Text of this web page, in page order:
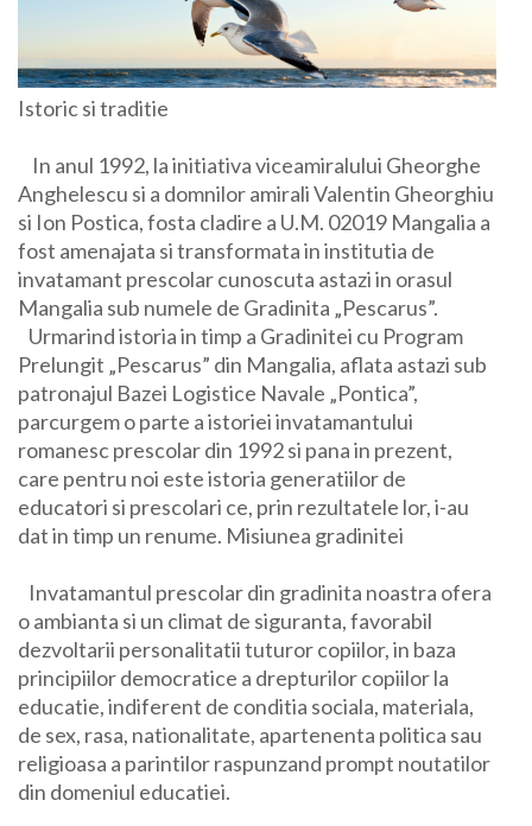
Istoric si traditie
In anul 1992, la initiativa viceamiralului Gheorghe
Anghelescu si a domnilor amirali Valentin Gheorghiu
si Ion Postica, fosta cladire a U.M. 02019 Mangalia a
fost amenajata si transformata in institutia de
invatamant prescolar cunoscuta astazi in orasul
Mangalia sub numele de Gradinita „Pescarus”.
Urmarind istoria in timp a Gradinitei cu Program
Prelungit „Pescarus” din Mangalia, aflata astazi sub
patronajul Bazei Logistice Navale „Pontica”,
parcurgem o parte a istoriei invatamantului
romanesc prescolar din 1992 si pana in prezent,
care pentru noi este istoria generatiilor de
educatori si prescolari ce, prin rezultatele lor, i-au
dat in timp un renume. Misiunea gradinitei
Invatamantul prescolar din gradinita noastra ofera
o ambianta si un climat de siguranta, favorabil
dezvoltarii personalitatii tuturor copiilor, in baza
principiilor democratice a drepturilor copiilor la
educatie, indiferent de conditia sociala, materiala,
de sex, rasa, nationalitate, apartenenta politica sau
religioasa a parintilor raspunzand prompt noutatilor
din domeniul educatiei.